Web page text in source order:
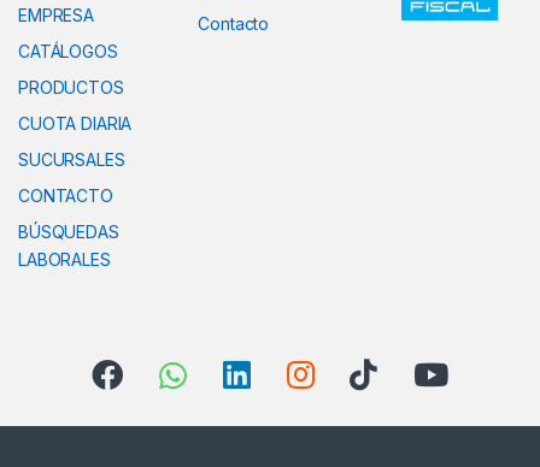
EMPRESA
CATÁLOGOS
PRODUCTOS
CUOTA DIARIA
SUCURSALES
CONTACTO
BÚSQUEDAS
LABORALES
Contacto